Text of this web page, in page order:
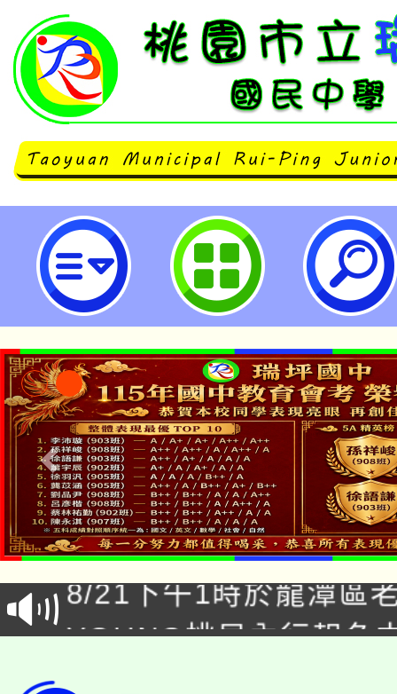
臺灣師範大學辦理「課程講師共同
（4）」-桃園市立瑞坪國民中學
「本色祭」8/29、30在
場熱烈登場!
8/21下午1時於龍潭區
徵才活動。
YOUNG桃局內行報名